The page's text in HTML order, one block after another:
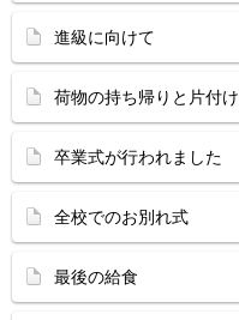
進級に向けて
荷物の持ち帰りと片付け
卒業式が行われました
全校でのお別れ式
最後の給食